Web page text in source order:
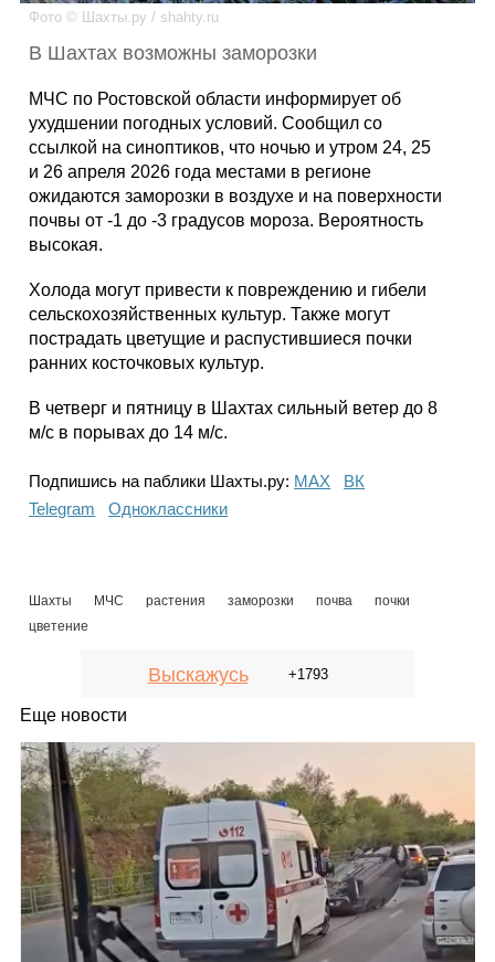
Фотогалерея
Фото © Шахты.ру / shahty.ru
В Шахтах возможны заморозки
МЧС по Ростовской области информирует об
ухудшении погодных условий. Сообщил со
ссылкой на синоптиков, что ночью и утром 24, 25
и 26 апреля 2026 года местами в регионе
ожидаются заморозки в воздухе и на поверхности
почвы от -1 до -3 градусов мороза. Вероятность
высокая.
Холода могут привести к повреждению и гибели
сельскохозяйственных культур. Также могут
пострадать цветущие и распустившиеся почки
ранних косточковых культур.
В четверг и пятницу в Шахтах сильный ветер до 8
м/с в порывах до 14 м/с.
Подпишись на паблики Шахты.ру: МАХ
ВК
Telegram
Одноклассники
Шахты МЧС растения заморозки почва
почки
цветение
Выскажусь +1793
Еще новости